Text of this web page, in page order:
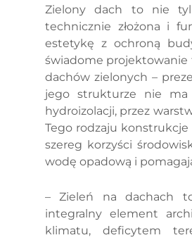
Zielony dach to nie
technicznie złożona i
estetykę z ochroną
świadome projektowanie
dachów zielonych –
jego strukturze nie ma
hydroizolacji, przez
Tego rodzaju
szereg korzyści
wodę opadową i
– Zieleń na dachach to
integralny element
klimatu, deficytem